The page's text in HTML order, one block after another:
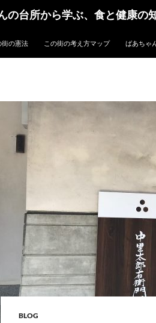
の台所から学ぶ、食と健康の
街の憲法 この街の考え方マップ ばあちゃ
BLOG